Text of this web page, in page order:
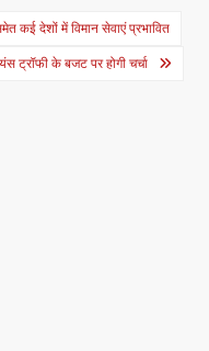
कई देशों में विमान सेवाएं प्रभावित
ट्रॉफी के बजट पर होगी चर्चा